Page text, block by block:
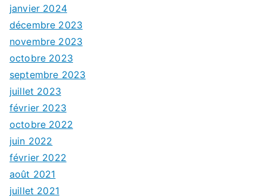
janvier 2024
décembre 2023
novembre 2023
octobre 2023
septembre 2023
juillet 2023
février 2023
octobre 2022
juin 2022
février 2022
août 2021
juillet 2021